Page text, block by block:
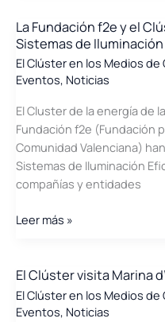
de
la
Asamblea
General
Cluster
de
Energía
de
la
Valenciana
La Fundación f2e y el
Sistemas de
El Clúster en los Medios de
Eventos, Noticias
El Cluster de la energía de
Fundación f2e (Fundación
Comunidad Valenciana)
Sistemas de Iluminación
compañías y entidades
La
y
el
Clúster
Leer más »
El Clúster visita Marina
El Clúster en los Medios de
Eventos, Noticias